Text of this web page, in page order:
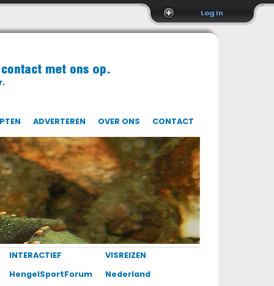
Log In
ADVERTEREN OVER ONS CONTACT
INTERACTIEF
HengelSportForum
VISREIZEN
Nederland